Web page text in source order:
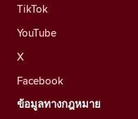
TikTok
YouTube
X
Facebook
ข้อมูลทางกฎหมาย